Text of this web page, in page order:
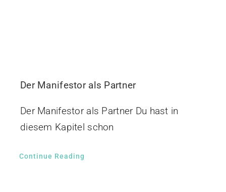
Der Manifestor als Partner
Der Manifestor als Partner Du hast in
diesem Kapitel schon
Continue Reading